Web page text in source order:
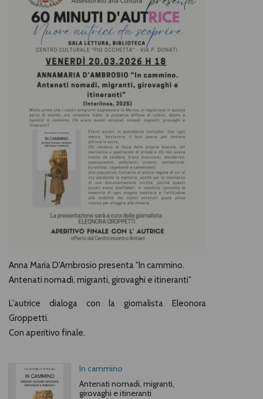
Anna Maria D'Ambrosio presenta "In cammino.
Antenati nomadi, migranti, girovaghi e itineranti"
L'autrice dialoga con la giornalista Eleonora
Groppetti.
Con aperitivo finale.
In cammino
Antenati nomadi, migranti,
girovaghi e itineranti